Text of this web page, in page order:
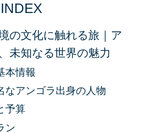
INDEX
の文化に触れる旅｜ア
未知なる世界の魅力
本情報
なアンゴラ出身の人物
予算
ン